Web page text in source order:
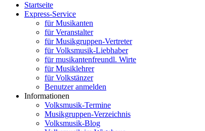
Startseite
Express-Service
für Musikanten
für Veranstalter
für Musikgruppen-Vertreter
für Volksmusik-Liebhaber
für musikantenfreundl. Wirte
für Musiklehrer
für Volkstänzer
Benutzer anmelden
Informationen
Volksmusik-Termine
Musikgruppen-Verzeichnis
Volksmusik-Blog